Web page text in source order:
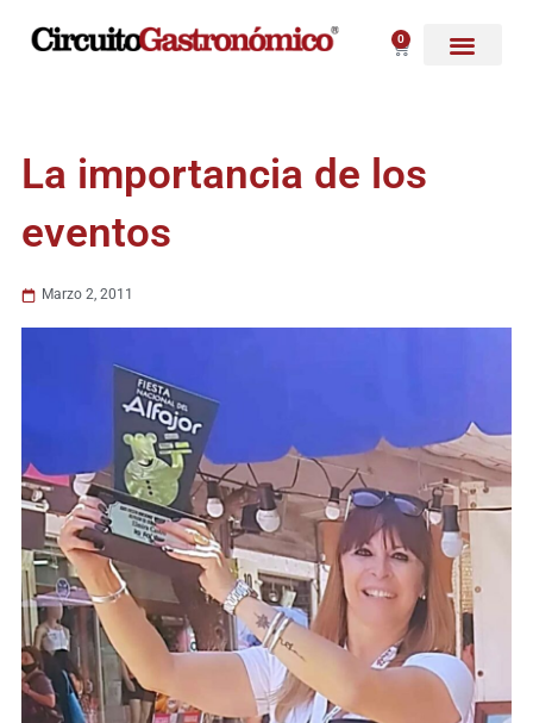
0
Carrito
La importancia de los
eventos
Marzo 2, 2011